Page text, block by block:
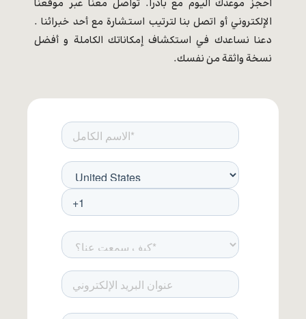
احجز موعدك اليوم مع بادرا. تواصل معنا عبر موقعنا
الإلكتروني أو اتصل بنا لترتيب استشارة مع أحد خبرائنا .
دعنا نساعدك في استكشاف إمكاناتك الكاملة و أفضل
نسخة واثقة من نفسك.